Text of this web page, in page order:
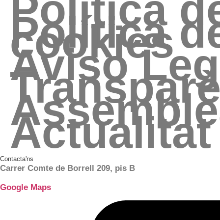
Política
cookies
Aviso
Actualitat
Contacta'ns
Carrer Comte de Borrell 209, pis B
Google Maps